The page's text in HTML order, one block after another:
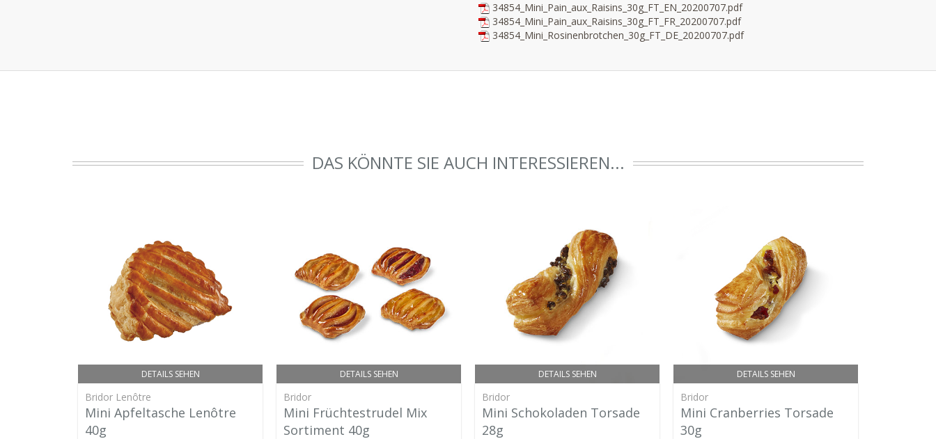
34854_Mini_Pain_aux_Raisins_30g_FT_EN_20200707.pdf
34854_Mini_Pain_aux_Raisins_30g_FT_FR_20200707.pdf
34854_Mini_Rosinenbrotchen_30g_FT_DE_20200707.pdf
DAS KÖNNTE SIE AUCH INTERESSIEREN...
DETAILS SEHEN
Bridor Lenôtre
Mini Apfeltasche Lenôtre
40g
DETAILS SEHEN
Bridor
Mini Früchtestrudel Mix
Sortiment 40g
DETAILS SEHEN
Bridor
Mini Schokoladen Torsade
28g
DETAILS SEHEN
Bridor
Mini Cranberries Torsade
30g